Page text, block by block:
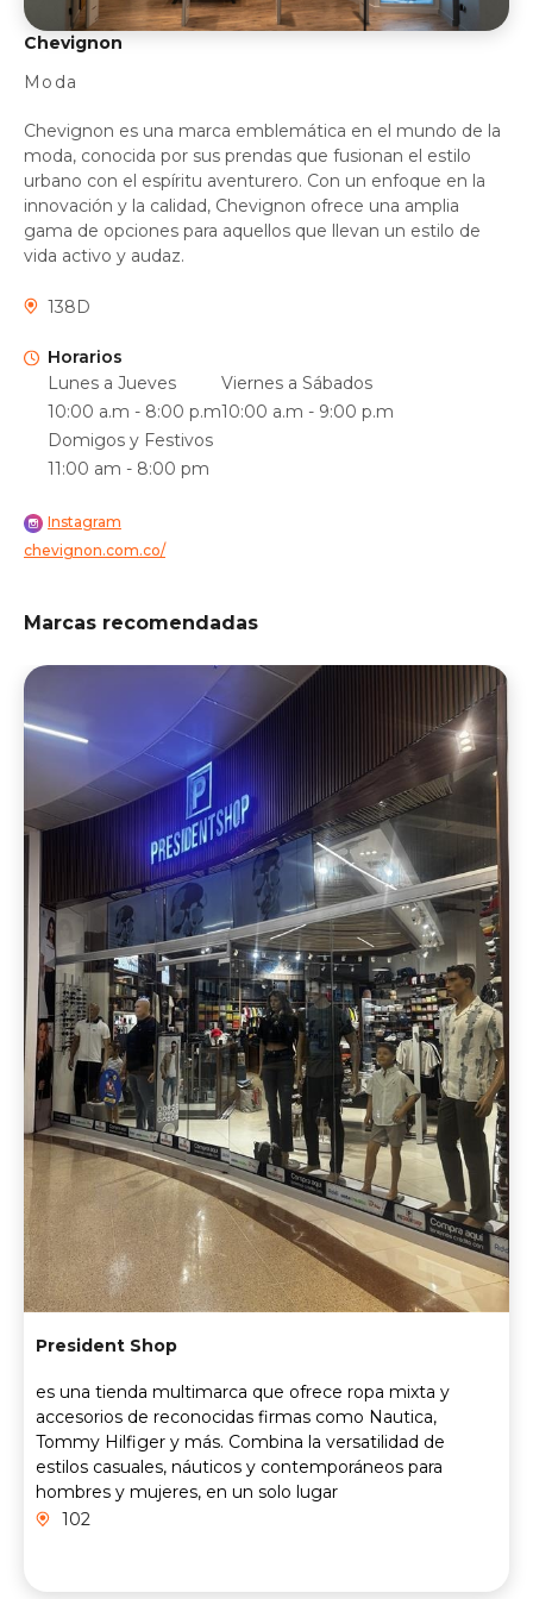
Chevignon
Moda
Chevignon es una marca emblemática en el mundo de la
moda, conocida por sus prendas que fusionan el estilo
urbano con el espíritu aventurero. Con un enfoque en la
innovación y la calidad, Chevignon ofrece una amplia
gama de opciones para aquellos que llevan un estilo de
vida activo y audaz.
138D
Horarios
Lunes a Jueves
10:00 a.m - 8:00 p.m
Viernes a Sábados
10:00 a.m - 9:00 p.m
Domigos y Festivos
11:00 am - 8:00 pm
Instagram
chevignon.com.co/
Marcas recomendadas
President Shop
es una tienda multimarca que ofrece ropa mixta y
accesorios de reconocidas firmas como Nautica,
Tommy Hilfiger y más. Combina la versatilidad de
estilos casuales, náuticos y contemporáneos para
hombres y mujeres, en un solo lugar
102